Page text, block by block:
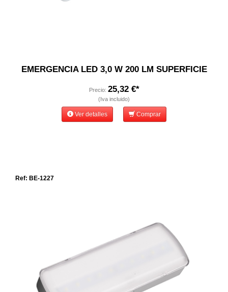
EMERGENCIA LED 3,0 W 200 LM SUPERFICIE
Precio: 25,32 €*
(Iva incluido)
Ver detalles Comprar
Ref: BE-1227